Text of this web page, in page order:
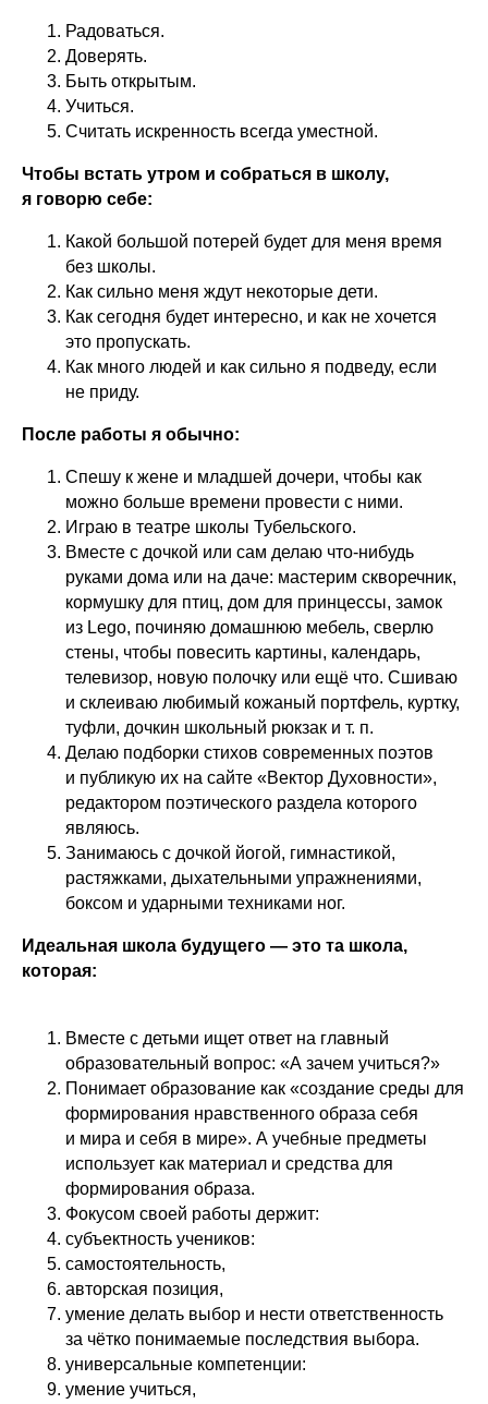
Радоваться.
Доверять.
Быть открытым.
Учиться.
Считать искренность всегда уместной.
Чтобы встать утром и собраться в школу,
я говорю себе:
Какой большой потерей будет для меня время
без школы.
Как сильно меня ждут некоторые дети.
Как сегодня будет интересно, и как не хочется
это пропускать.
Как много людей и как сильно я подведу, если
не приду.
После работы я обычно:
Спешу к жене и младшей дочери, чтобы как
можно больше времени провести с ними.
Играю в театре школы Тубельского.
Вместе с дочкой или сам делаю что-нибудь
руками дома или на даче: мастерим скворечник,
кормушку для птиц, дом для принцессы, замок
из Lego, починяю домашнюю мебель, сверлю
стены, чтобы повесить картины, календарь,
телевизор, новую полочку или ещё что. Сшиваю
и склеиваю любимый кожаный портфель, куртку,
туфли, дочкин школьный рюкзак и т. п.
Делаю подборки стихов современных поэтов
и публикую их на сайте «Вектор Духовности»,
редактором поэтического раздела которого
являюсь.
Занимаюсь с дочкой йогой, гимнастикой,
растяжками, дыхательными упражнениями,
боксом и ударными техниками ног.
Идеальная школа будущего — это та школа,
которая:
Вместе с детьми ищет ответ на главный
образовательный вопрос: «А зачем учиться?»
Понимает образование как «создание среды для
формирования нравственного образа себя
и мира и себя в мире». А учебные предметы
использует как материал и средства для
формирования образа.
Фокусом своей работы держит:
субъектность учеников:
самостоятельность,
авторская позиция,
умение делать выбор и нести ответственность
за чётко понимаемые последствия выбора.
универсальные компетенции:
умение учиться,